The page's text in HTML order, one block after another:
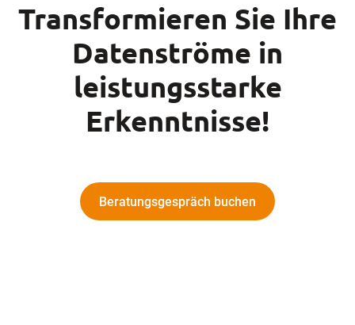
Transformieren Sie Ihre
Datenströme in
leistungsstarke
Erkenntnisse!
Beratungsgespräch buchen